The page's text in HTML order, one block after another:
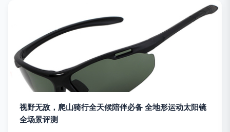
视野无敌，爬山骑行全天候陪伴必备 全地形运动太阳镜
全场景评测